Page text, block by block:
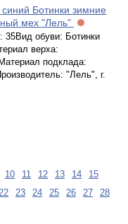
Ботинки зимние
мех "Лель"
35Вид обуви: Ботинки
верха:
подклада:
"Лель", г.
10 11 12 13 14
15
23 24 25 26 27
28